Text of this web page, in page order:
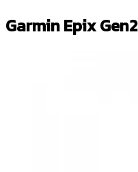
Garmin Epix Gen2